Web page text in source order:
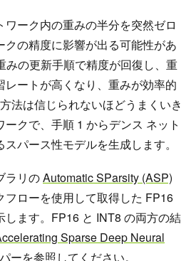
ーク内の重みの半分を突然ゼロ
クの精度に影響が出る可能性があ
みの更新手順で精度が回復し、重
ートが高くなり、重みが効率的
法は信じられないほどうまくいき
クで、手順 1 からデンス ネット
パース性モデルを生成します。
ラリのAutomatic SParsity (ASP)
フローを使用して取得した FP16
ます。FP16 と INT8 の両方の結
Sparse Deep Neural
ーを参照してください。